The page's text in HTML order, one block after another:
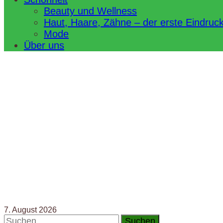
Beauty und Wellness
Haut, Haare, Zähne – der erste
Mode
Über uns
7. August 2026
Suchen